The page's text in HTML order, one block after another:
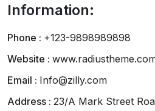
Information:
Phone : +123-9898989898
Website :
Email : Info@zilly.com
Address : 23/A Mark Street